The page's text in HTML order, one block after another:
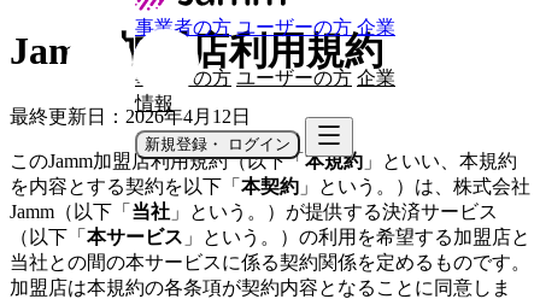
事業者の方 ユーザーの方 企業
情報
事業者の方 ユーザーの方 企業
情報
新規登録・ ログイン
Jamm加盟店利用規約
最終更新日：2026年4月12日
このJamm加盟店利用規約（以下「 本規約 」といい、本規約
を内容とする契約を以下「 本契約 」という。）は、株式会社
Jamm（以下「 当社 」という。）が提供する決済サービス
（以下「 本サービス 」という。）の利用を希望する加盟店と
当社との間の本サービスに係る契約関係を定めるものです。
加盟店は本規約の各条項が契約内容となることに同意しま